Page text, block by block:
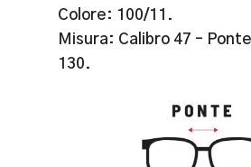
Colore: 100/11.
Misura: Calibro 47 –
130.